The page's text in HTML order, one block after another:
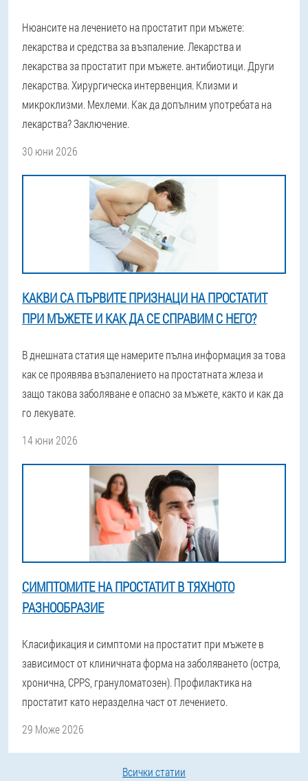
Нюансите на лечението на простатит при мъжете:
лекарства и средства за възпаление. Лекарства и
лекарства за простатит при мъжете. антибиотици. Други
лекарства. Хирургическа интервенция. Клизми и
микроклизми. Мехлеми. Как да допълним употребата на
лекарства? Заключение.
30 юни 2026
КАКВИ СА ПЪРВИТЕ ПРИЗНАЦИ НА ПРОСТАТИТ
ПРИ МЪЖЕТЕ И КАК ДА СЕ СПРАВИМ С НЕГО?
В днешната статия ще намерите пълна информация за това
как се проявява възпалението на простатната жлеза и
защо такова заболяване е опасно за мъжете, както и как да
го лекувате.
14 юни 2026
СИМПТОМИТЕ НА ПРОСТАТИТ В ТЯХНОТО
РАЗНООБРАЗИЕ
Класификация и симптоми на простатит при мъжете в
зависимост от клиничната форма на заболяването (остра,
хронична, CPPS, грануломатозен). Профилактика на
простатит като неразделна част от лечението.
29 Може 2026
Всички статии